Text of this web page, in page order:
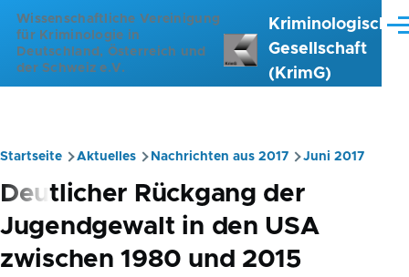
Direkt zum Inhalt
Wissenschaftliche Vereinigung
für Kriminologie in
Deutschland, Österreich und
der Schweiz e.V.
Kriminologische
Gesellschaft
(KrimG)
Pfadnavigation
Startseite Aktuelles Nachrichten aus 2017 Juni 2017
Deutlicher Rückgang der
Jugendgewalt in den USA
zwischen 1980 und 2015